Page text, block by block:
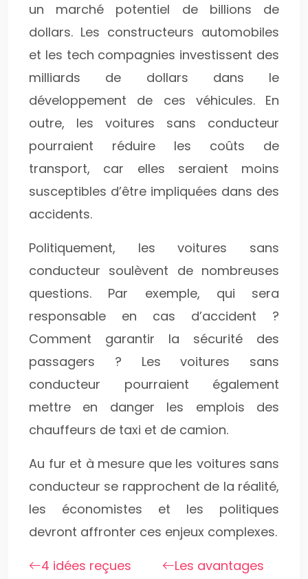
un marché potentiel de billions de
dollars. Les constructeurs automobiles
et les tech compagnies investissent des
milliards de dollars dans le
développement de ces véhicules. En
outre, les voitures sans conducteur
pourraient réduire les coûts de
transport, car elles seraient moins
susceptibles d’être impliquées dans des
accidents.
Politiquement, les voitures sans
conducteur soulèvent de nombreuses
questions. Par exemple, qui sera
responsable en cas d’accident ?
Comment garantir la sécurité des
passagers ? Les voitures sans
conducteur pourraient également
mettre en danger les emplois des
chauffeurs de taxi et de camion.
Au fur et à mesure que les voitures sans
conducteur se rapprochent de la réalité,
les économistes et les politiques
devront affronter ces enjeux complexes.
4 idées reçues
Les avantages